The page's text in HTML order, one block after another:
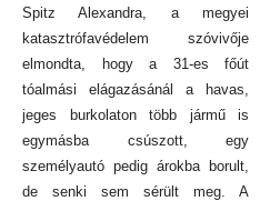
Spitz Alexandra, a megyei
katasztrófavédelem szóvivője
elmondta, hogy a 31-es főút
tóalmási elágazásánál a havas,
jeges burkolaton több jármű is
egymásba csúszott, egy
személyautó pedig árokba borult,
de senki sem sérült meg. A